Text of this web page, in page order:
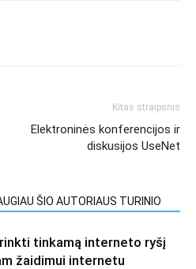
Kitas straipsnis
Elektroninės konferencijos ir
diskusijos UseNet
ŠIO AUTORIAUS TURINIO
tinkamą interneto ryšį
žaidimui internetu